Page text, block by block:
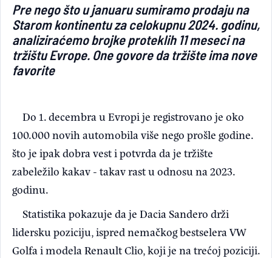
Pre nego što u januaru sumiramo prodaju na
Starom kontinentu za celokupnu 2024. godinu,
analiziraćemo brojke proteklih 11 meseci na
tržištu Evrope. One govore da tržište ima nove
favorite
Do 1. decembra u Evropi je registrovano je oko
100.000 novih automobila više nego prošle godine.
što je ipak dobra vest i potvrda da je tržište
zabeležilo kakav - takav rast u odnosu na 2023.
godinu.
Statistika pokazuje da je Dacia Sandero drži
lidersku poziciju, ispred nemačkog bestselera VW
Golfa i modela Renault Clio, koji je na trećoj poziciji.